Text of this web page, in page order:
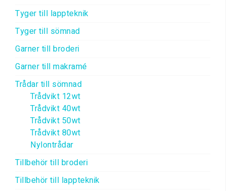
Tyger till lappteknik
Tyger till sömnad
Garner till broderi
Garner till makramé
Trådar till sömnad
Trådvikt 12wt
Trådvikt 40wt
Trådvikt 50wt
Trådvikt 80wt
Nylontrådar
Tillbehör till broderi
Tillbehör till lappteknik